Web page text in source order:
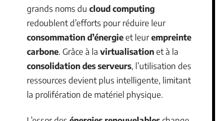
grands noms du cloud computing
redoublent d’efforts pour réduire leur
consommation d’énergieet leurempreinte
carbone. Grâce à la virtualisationet à la
consolidation des serveurs, l’utilisation des
ressources devient plus intelligente, limitant
la prolifération de matériel physique.